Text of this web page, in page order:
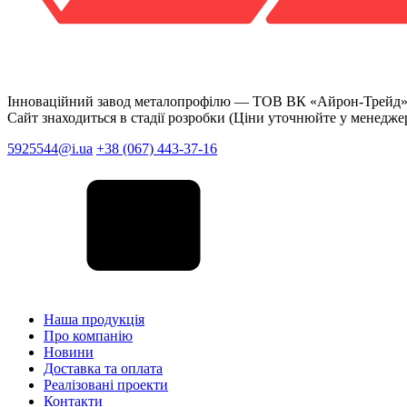
Інноваційний завод металопрофілю — ТОВ ВК «Айрон-Трейд»
Сайт знаходиться в стадії розробки (Ціни уточнюйте у
5925544@i.ua +38 (067) 443-37-16
Наша продукція
Про компанію
Новини
Доставка та оплата
Реалізовані проекти
Контакти